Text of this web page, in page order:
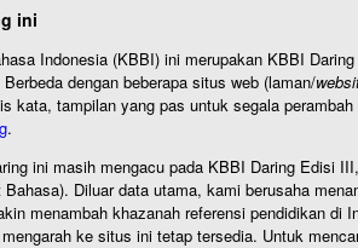
ini
Indonesia (KBBI) ini merupakan KBBI
dengan beberapa situs web (laman/
kata, tampilan yang pas untuk segala
.
ini masih mengacu pada KBBI Daring Edisi
Bahasa). Diluar data utama, kami berusaha
menambah khazanah referensi pendidikan
ke situs ini tetap tersedia. Untuk